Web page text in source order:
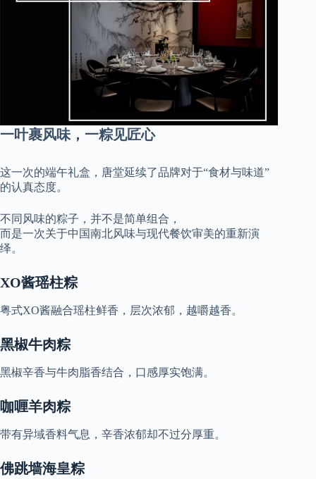
一叶裹风味，一粽见匠心
这一次的端午礼盒，唐堂延续了品牌对于“食材与味道”
的认真态度。
不同风味的粽子，并不是简单组合，
而是一次关于中国南北风味与现代餐饮审美的重新演
绎。
XO酱瑶柱粽
粤式XO酱融合瑶柱鲜香，层次浓郁，越嚼越香。
黑椒牛肉粽
黑椒辛香与牛肉脂香结合，口感厚实饱满。
咖喱羊肉粽
带有异域香料气息，辛香浓郁却不过分厚重。
佛跳墙海皇粽